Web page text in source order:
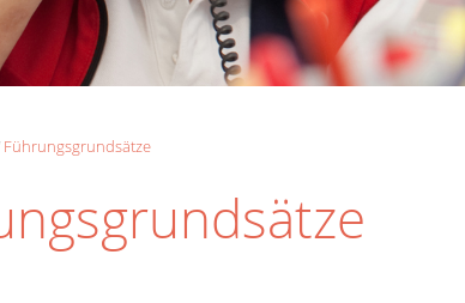
Führungsgrundsätze